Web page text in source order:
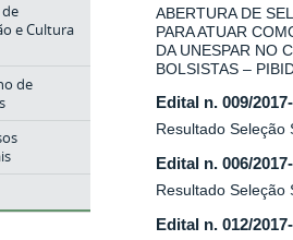
e Cultura
de
ABERTURA DE
PARA ATUAR
DA UNESPAR NO
BOLSISTAS –
Edital n. 009/
Resultado Seleção
Edital n. 006/
Resultado Seleção
Edital n. 012/